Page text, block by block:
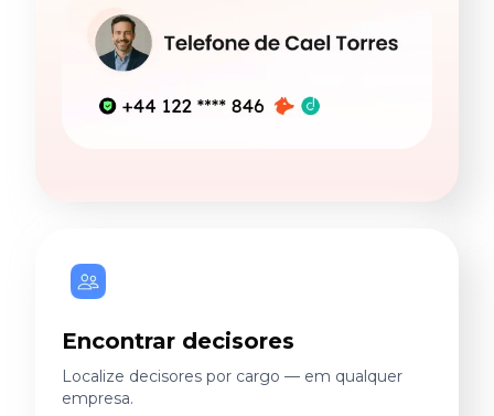
Encontrar decisores
Localize decisores por cargo — em qualquer
empresa.